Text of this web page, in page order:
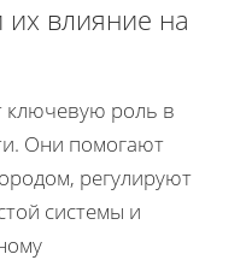
влияние на
ключевую роль в
Они помогают
регулируют
системы и